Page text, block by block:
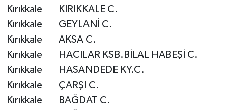
Kırıkkale KIRIKKALE C.
Kırıkkale GEYLANİ C.
Kırıkkale AKSA C.
Kırıkkale HACILAR KSB.BİLAL HABEŞİ C.
Kırıkkale HASANDEDE KY.C.
Kırıkkale ÇARŞI C.
Kırıkkale BAĞDAT C.
Hatay Müftülüğü
Isparta Müftülüğü
İstanbul Müftülüğü